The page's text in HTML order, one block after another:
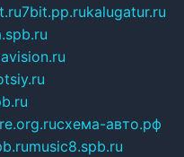
7bit.pp.rukalugatur.ru
схема-авто.рф
music8.spb.ru